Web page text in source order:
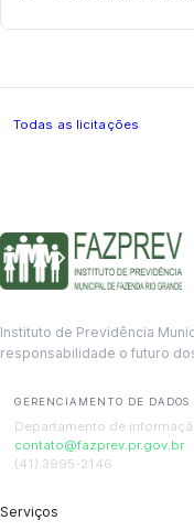
Todas as licitações
Instituto de Previdência
responsabilidade o futuro
GERENCIAMENTO DE DADOS
Departamento de
contato@fazprev.pr.gov.br
(41) 3995-2146
Serviços